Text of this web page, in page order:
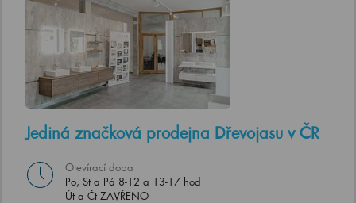
Jediná značková prodejna Dřevojasu v ČR
Otevírací doba
Po, St a Pá 8-12 a 13-17 hod
Út a Čt ZAVŘENO